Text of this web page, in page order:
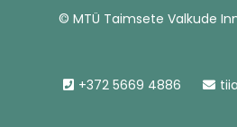
© MTÜ Taimsete Valkude
+372 5669 4886